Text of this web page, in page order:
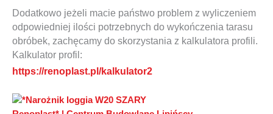
Dodatkowo jeżeli macie państwo problem z wyliczeniem
odpowiedniej ilości potrzebnych do wykończenia tarasu
obróbek, zachęcamy do skorzystania z kalkulatora profili.
Kalkulator profil:
https://renoplast.pl/kalkulator2